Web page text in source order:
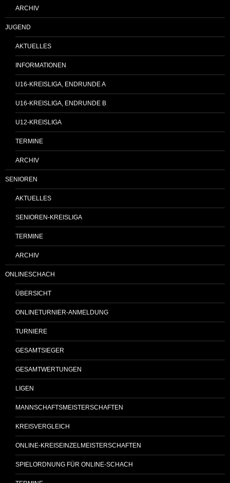
ARCHIV
JUGEND
AKTUELLES
INFORMATIONEN
U16-KREISLIGA, ENDRUNDE A
U16-KREISLIGA, ENDRUNDE B
U12-KREISLIGA
TERMINE
ARCHIV
SENIOREN
AKTUELLES
SENIOREN-KREISLIGA
TERMINE
ARCHIV
ONLINESCHACH
ÜBERSICHT
ONLINETURNIER-ANMELDUNG
TURNIERE
GESAMTSIEGER
GESAMTWERTUNGEN
LIGEN
MANNSCHAFTSMEISTERSCHAFTEN
KREISVERGLEICH
ONLINE-KREISEINZELMEISTERSCHAFTEN
SPIELORDNUNG FÜR ONLINE-SCHACH